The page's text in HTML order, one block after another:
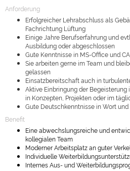
Anforderung
Erfolgreicher Lehrabschluss als
Fachrichtung Lüftung
Einige Jahre Berufserfahrung und
Ausbildung oder abgeschlossen
Gute Kenntnisse in MS-Office und
Sie arbeiten gerne im Team und
gelassen
Einsatzbereitschaft auch in
Aktive Einbringung der
in Konzepten, Projekten oder im
Gute Deutschkenntnisse in Wort
Benefit
Eine abwechslungsreiche und
kollegialen Team
Moderner Arbeitsplatz an guter
Individuelle
Internes Aus- und